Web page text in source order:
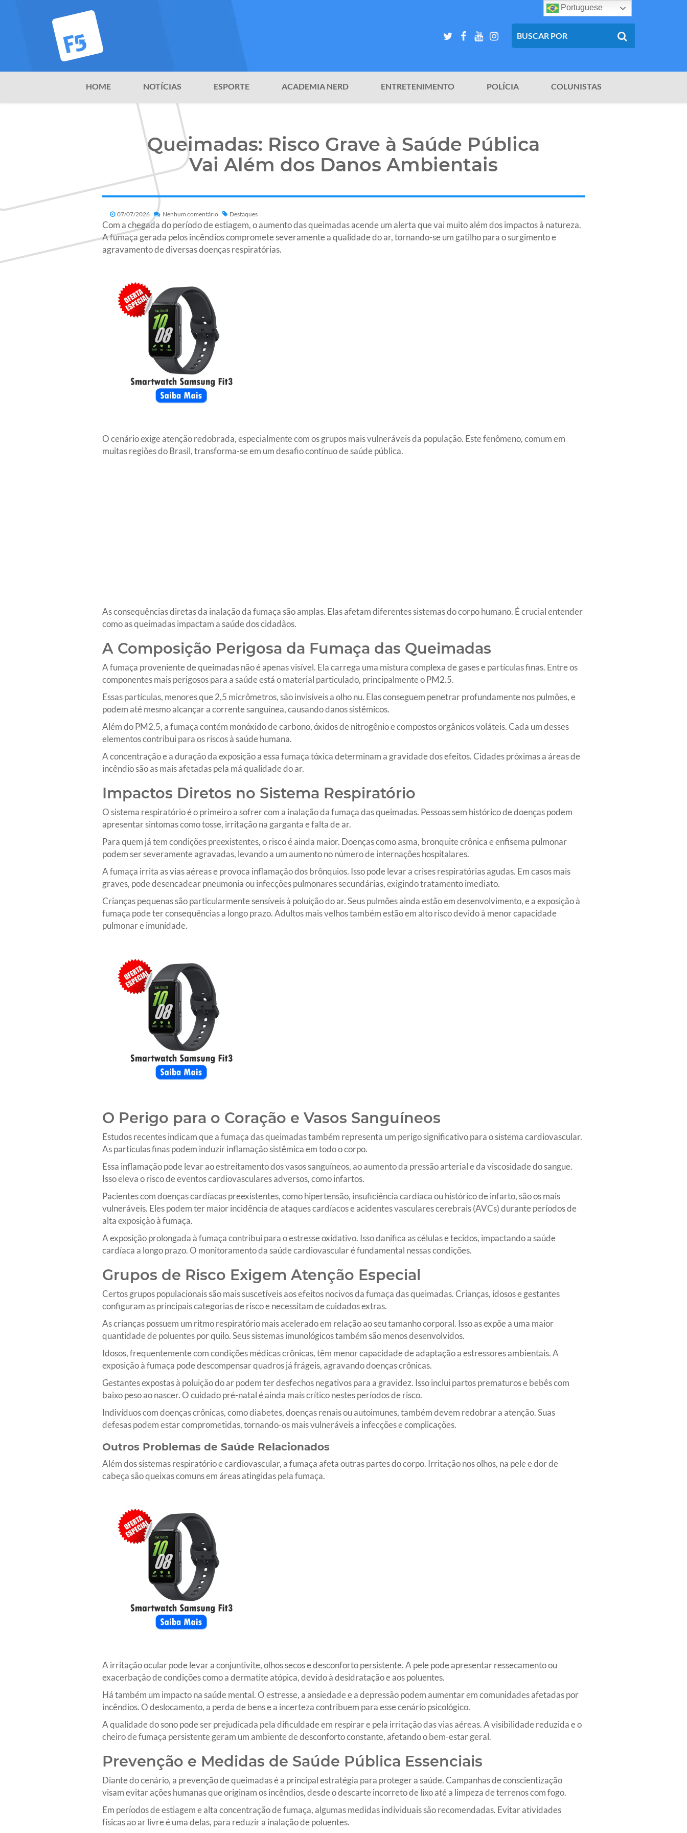
HOME NOTÍCIAS ESPORTE ACADEMIA NERD ENTRETENIMENTO POLÍCIA COLUNISTAS
Queimadas: Risco Grave à Saúde Pública
Vai Além dos Danos Ambientais
07/07/2026 Nenhum comentário Destaques
Com a chegada do período de estiagem, o aumento das queimadas acende um alerta que vai muito além dos impactos à natureza.
A fumaça gerada pelos incêndios compromete severamente a qualidade do ar, tornando-se um gatilho para o surgimento e
agravamento de diversas doenças respiratórias.
O cenário exige atenção redobrada, especialmente com os grupos mais vulneráveis da população. Este fenômeno, comum em
muitas regiões do Brasil, transforma-se em um desafio contínuo de saúde pública.
As consequências diretas da inalação da fumaça são amplas. Elas afetam diferentes sistemas do corpo humano. É crucial entender
como as queimadas impactam a saúde dos cidadãos.
A Composição Perigosa da Fumaça das Queimadas
A fumaça proveniente de queimadas não é apenas visível. Ela carrega uma mistura complexa de gases e partículas finas. Entre os
componentes mais perigosos para a saúde está o material particulado, principalmente o PM2.5.
Essas partículas, menores que 2,5 micrômetros, são invisíveis a olho nu. Elas conseguem penetrar profundamente nos pulmões, e
podem até mesmo alcançar a corrente sanguínea, causando danos sistêmicos.
Além do PM2.5, a fumaça contém monóxido de carbono, óxidos de nitrogênio e compostos orgânicos voláteis. Cada um desses
elementos contribui para os riscos à saúde humana.
A concentração e a duração da exposição a essa fumaça tóxica determinam a gravidade dos efeitos. Cidades próximas a áreas de
incêndio são as mais afetadas pela má qualidade do ar.
Impactos Diretos no Sistema Respiratório
O sistema respiratório é o primeiro a sofrer com a inalação da fumaça das queimadas. Pessoas sem histórico de doenças podem
apresentar sintomas como tosse, irritação na garganta e falta de ar.
Para quem já tem condições preexistentes, o risco é ainda maior. Doenças como asma, bronquite crônica e enfisema pulmonar
podem ser severamente agravadas, levando a um aumento no número de internações hospitalares.
A fumaça irrita as vias aéreas e provoca inflamação dos brônquios. Isso pode levar a crises respiratórias agudas. Em casos mais
graves, pode desencadear pneumonia ou infecções pulmonares secundárias, exigindo tratamento imediato.
Crianças pequenas são particularmente sensíveis à poluição do ar. Seus pulmões ainda estão em desenvolvimento, e a exposição à
fumaça pode ter consequências a longo prazo. Adultos mais velhos também estão em alto risco devido à menor capacidade
pulmonar e imunidade.
O Perigo para o Coração e Vasos Sanguíneos
Estudos recentes indicam que a fumaça das queimadas também representa um perigo significativo para o sistema cardiovascular.
As partículas finas podem induzir inflamação sistêmica em todo o corpo.
Essa inflamação pode levar ao estreitamento dos vasos sanguíneos, ao aumento da pressão arterial e da viscosidade do sangue.
Isso eleva o risco de eventos cardiovasculares adversos, como infartos.
Pacientes com doenças cardíacas preexistentes, como hipertensão, insuficiência cardíaca ou histórico de infarto, são os mais
vulneráveis. Eles podem ter maior incidência de ataques cardíacos e acidentes vasculares cerebrais (AVCs) durante períodos de
alta exposição à fumaça.
A exposição prolongada à fumaça contribui para o estresse oxidativo. Isso danifica as células e tecidos, impactando a saúde
cardíaca a longo prazo. O monitoramento da saúde cardiovascular é fundamental nessas condições.
Grupos de Risco Exigem Atenção Especial
Certos grupos populacionais são mais suscetíveis aos efeitos nocivos da fumaça das queimadas. Crianças, idosos e gestantes
configuram as principais categorias de risco e necessitam de cuidados extras.
As crianças possuem um ritmo respiratório mais acelerado em relação ao seu tamanho corporal. Isso as expõe a uma maior
quantidade de poluentes por quilo. Seus sistemas imunológicos também são menos desenvolvidos.
Idosos, frequentemente com condições médicas crônicas, têm menor capacidade de adaptação a estressores ambientais. A
exposição à fumaça pode descompensar quadros já frágeis, agravando doenças crônicas.
Gestantes expostas à poluição do ar podem ter desfechos negativos para a gravidez. Isso inclui partos prematuros e bebês com
baixo peso ao nascer. O cuidado pré-natal é ainda mais crítico nestes períodos de risco.
Indivíduos com doenças crônicas, como diabetes, doenças renais ou autoimunes, também devem redobrar a atenção. Suas
defesas podem estar comprometidas, tornando-os mais vulneráveis a infecções e complicações.
Outros Problemas de Saúde Relacionados
Além dos sistemas respiratório e cardiovascular, a fumaça afeta outras partes do corpo. Irritação nos olhos, na pele e dor de
cabeça são queixas comuns em áreas atingidas pela fumaça.
A irritação ocular pode levar a conjuntivite, olhos secos e desconforto persistente. A pele pode apresentar ressecamento ou
exacerbação de condições como a dermatite atópica, devido à desidratação e aos poluentes.
Há também um impacto na saúde mental. O estresse, a ansiedade e a depressão podem aumentar em comunidades afetadas por
incêndios. O deslocamento, a perda de bens e a incerteza contribuem para esse cenário psicológico.
A qualidade do sono pode ser prejudicada pela dificuldade em respirar e pela irritação das vias aéreas. A visibilidade reduzida e o
cheiro de fumaça persistente geram um ambiente de desconforto constante, afetando o bem-estar geral.
Prevenção e Medidas de Saúde Pública Essenciais
Diante do cenário, a prevenção de queimadas é a principal estratégia para proteger a saúde. Campanhas de conscientização
visam evitar ações humanas que originam os incêndios, desde o descarte incorreto de lixo até a limpeza de terrenos com fogo.
Em períodos de estiagem e alta concentração de fumaça, algumas medidas individuais são recomendadas. Evitar atividades
físicas ao ar livre é uma delas, para reduzir a inalação de poluentes.
Portuguese